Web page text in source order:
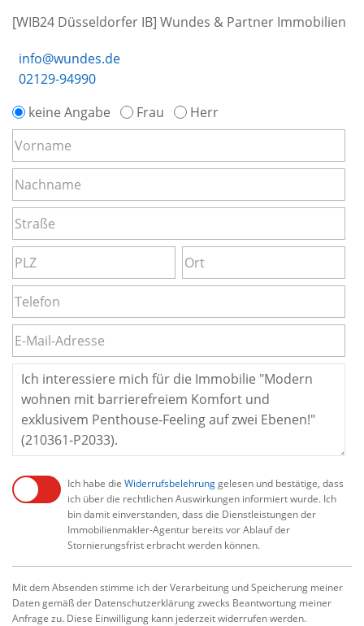
[WIB24 Düsseldorfer IB] Wundes & Partner Immobilien
info@wundes.de
02129-94990
keine Angabe
Frau Herr
Ich habe die Widerrufsbelehrunggelesen und bestätige, dass
ich über die rechtlichen Auswirkungen informiert wurde. Ich
bin damit einverstanden, dass die Dienstleistungen der
Immobilienmakler-Agentur bereits vor Ablauf der
Stornierungsfrist erbracht werden können.
Mit dem Absenden stimme ich der Verarbeitung und Speicherung meiner
Daten gemäß der Datenschutzerklärung zwecks Beantwortung meiner
Anfrage zu. Diese Einwilligung kann jederzeit widerrufen werden.